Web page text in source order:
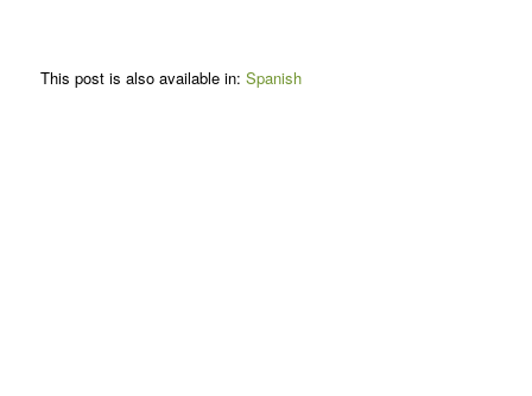
This post is also available in: Spanish